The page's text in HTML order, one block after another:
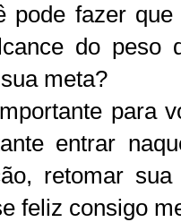
pode fazer
do peso
meta?
para
entrar
retomar
feliz consigo